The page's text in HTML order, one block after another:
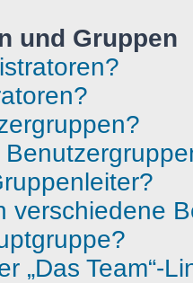
und Gruppen
verschiedene
„Das Team“-